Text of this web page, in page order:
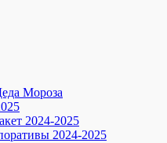
Мороза
2024-2025
2024-2025